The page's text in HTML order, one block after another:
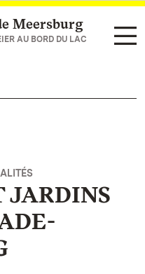
Meersburg
AU BORD DU LAC
JARDINS